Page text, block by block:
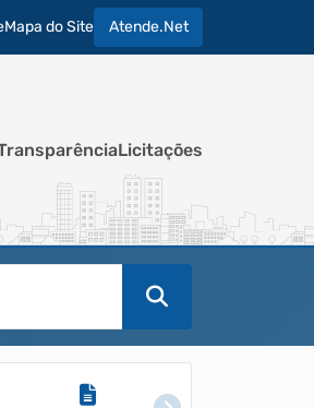
Mapa do Site Atende.Net
Licitações